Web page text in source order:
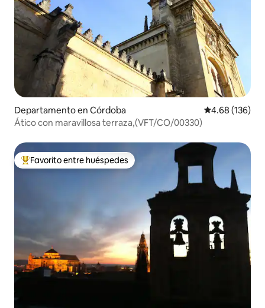
Departamento en Córdoba Calificación
4.68 (136)
Ático con maravillosa terraza,(VFT/CO/00330)
De los mejores en Favorito entre huéspedes
Favorito entre huéspedes